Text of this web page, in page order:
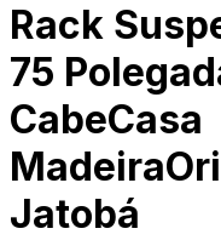
Rack
75
CabeCasa
Jatobá